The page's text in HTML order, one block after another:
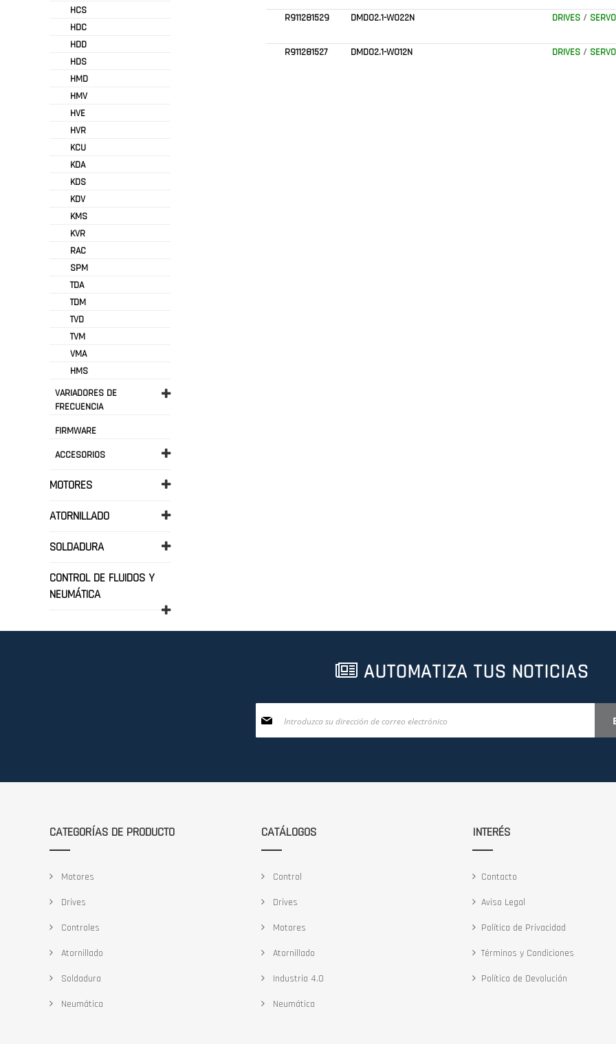
R911281529 DMD02.1-W022N DRIVES/
R911281527 DMD02.1-W012N DRIVES/
HCS
HDC
HDD
HDS
HMD
HMV
HVE
HVR
KCU
KDA
KDS
KDV
KMS
KVR
RAC
SPM
TDA
TDM
TVD
TVM
VMA
HMS
VARIADORES DE
FRECUENCIA
FIRMWARE
ACCESORIOS
MOTORES
ATORNILLADO
SOLDADURA
CONTROL DE FLUIDOS Y
NEUMÁTICA
AUTOMATIZA TUS NOTICIAS
CATEGORÍAS DE PRODUCTO
Motores
Drives
Controles
Atornillado
Soldadura
Neumática
CATÁLOGOS
Control
Drives
Motores
Atornillado
Industria 4.0
Neumática
INTERÉS
Contacto
Aviso Legal
Política de Privacidad
Términos y Condiciones
Política de Devolución